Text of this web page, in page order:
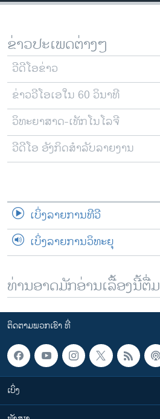
ຕິດຕາມພວກເຮົາ ທີ່
ພາສາຕ່າງໆ
ຂ່າວປະເພດຕ່າງໆ
ວີດີໂອຂ່າວ
ຂ່າວວີໂອເອໃນ 60 ວິນາທີ
ວິທະຍາສາດ-ເທັກໂນໂລຈີ
ວີດີໂອ ອັງກິດສຳລັບລາຍງານ
ເບິ່ງລາຍການທີວີ
ເບິ່ງລາຍການວິທະຍຸ
ທ່ານອາດມັກອ່ານເລື້ອງນີ້ຕື່ມ
ຕິດຕາມພວກເຮົາ ທີ່
ເບິ່ງ